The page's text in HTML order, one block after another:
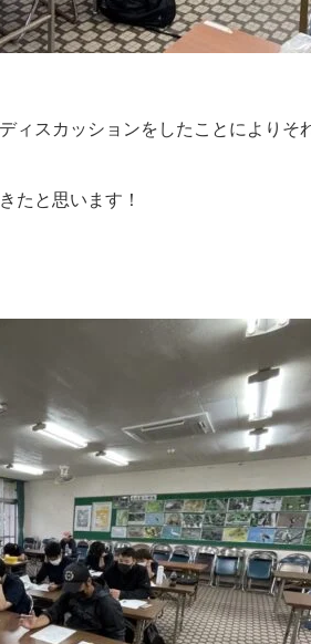
ィスカッションをしたことによりそ
たと思います！